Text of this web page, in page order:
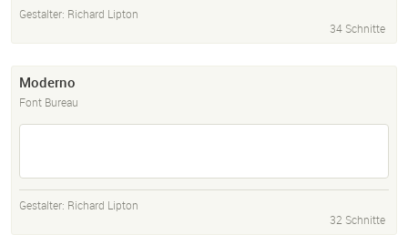
Gestalter: Richard Lipton
34 Schnitte
Moderno
Font Bureau
Gestalter: Richard Lipton
32 Schnitte